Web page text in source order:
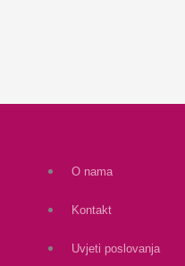
O nama
Kontakt
Uvjeti poslovanja